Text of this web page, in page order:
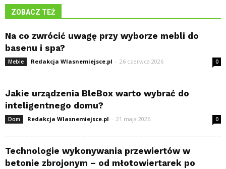
ZOBACZ TEŻ
Na co zwrócić uwagę przy wyborze mebli do
basenu i spa?
Meble Redakcja Wlasnemiejsce.pl - 26 czerwca 2026 0
Jakie urządzenia BleBox warto wybrać do
inteligentnego domu?
Dom Redakcja Wlasnemiejsce.pl - 21 maja 2026 0
Technologie wykonywania przewiertów w
betonie zbrojonym – od młotowiertarek po